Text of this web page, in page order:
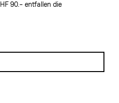
90.– entfallen die